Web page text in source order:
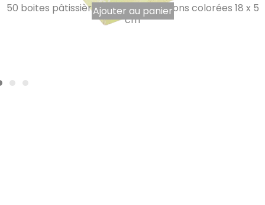
50 boites pâtissières Sensation cartons colorées 18 x 5
cm
Ajouter au panier